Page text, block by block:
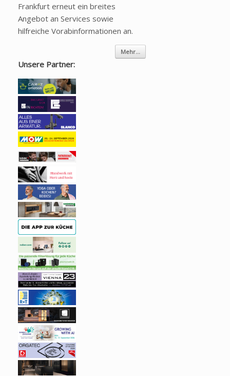
Frankfurt erneut ein breites
Angebot an Services sowie
hilfreiche Vorabinformationen an.
Mehr...
Unsere Partner: